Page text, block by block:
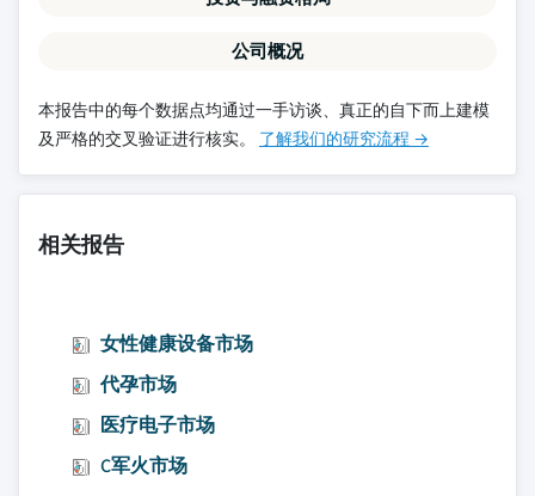
公司概况
本报告中的每个数据点均通过一手访谈、真正的自下而上建模
及严格的交叉验证进行核实。 了解我们的研究流程 →
相关报告
女性健康设备市场
代孕市场
医疗电子市场
C军火市场